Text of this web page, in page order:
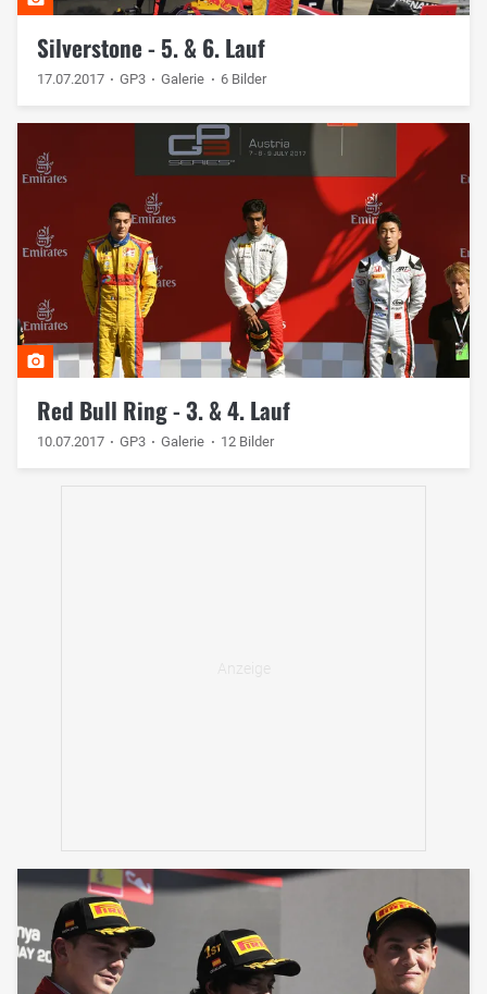
Silverstone - 5. & 6. Lauf
17.07.2017 GP3 Galerie 6 Bilder
Red Bull Ring - 3. & 4. Lauf
10.07.2017 GP3 Galerie 12 Bilder